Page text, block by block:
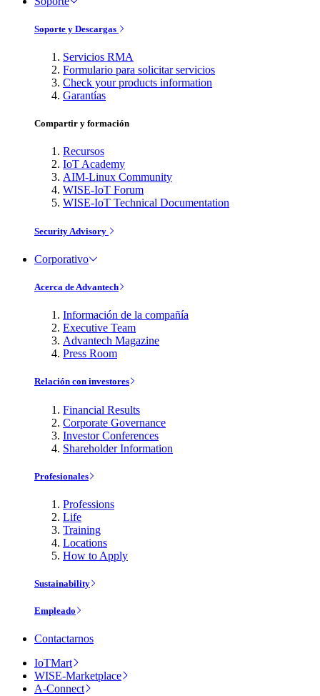
Soporte y Descargas
Servicios RMA
Formulario para solicitar servicios
Check your products information
Garantías
Compartir y formación
Recursos
IoT Academy
AIM-Linux Community
WISE-IoT Forum
WISE-IoT Technical Documentation
Security Advisory
Corporativo
Acerca de Advantech
Información de la compañía
Executive Team
Advantech Magazine
Press Room
Relación con investores
Financial Results
Corporate Governance
Investor Conferences
Shareholder Information
Profesionales
Professions
Life
Training
Locations
How to Apply
Sustainability
Empleado
Contactarnos
IoTMart
WISE-Marketplace
A-Connect